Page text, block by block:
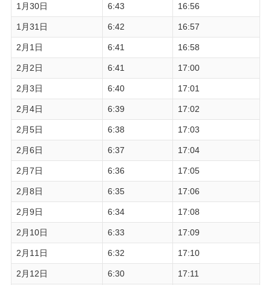
1月30日 6:43 16:56
1月31日 6:42 16:57
2月1日 6:41 16:58
2月2日 6:41 17:00
2月3日 6:40 17:01
2月4日 6:39 17:02
2月5日 6:38 17:03
2月6日 6:37 17:04
2月7日 6:36 17:05
2月8日 6:35 17:06
2月9日 6:34 17:08
2月10日 6:33 17:09
2月11日 6:32 17:10
2月12日 6:30 17:11